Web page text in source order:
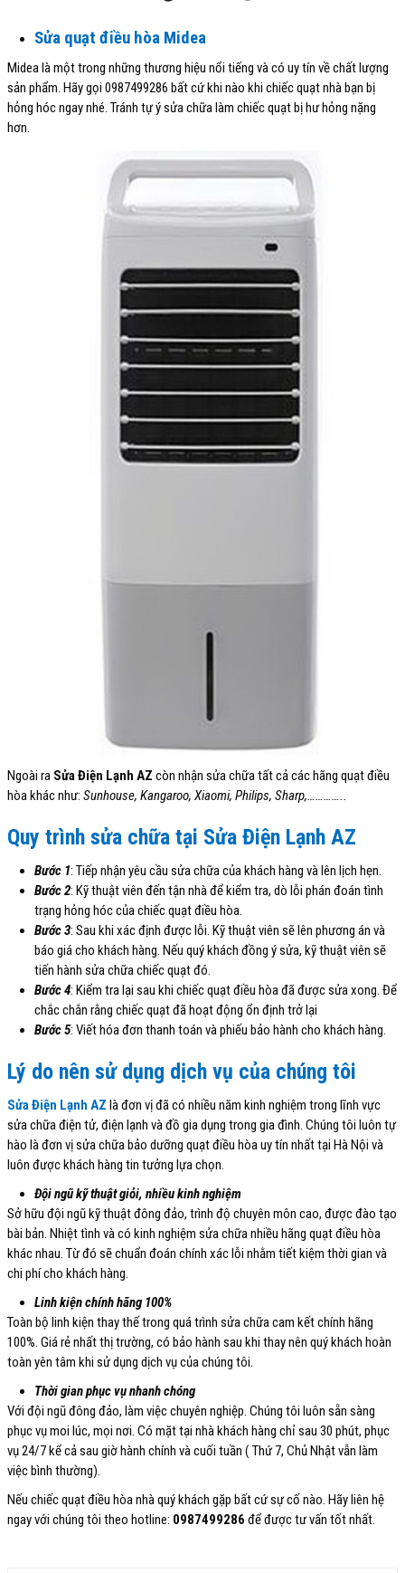
Sửa quạt điều hòa Midea
Midea là một trong những thương hiệu nổi tiếng và có uy tín về chất lượng
sản phẩm. Hãy gọi 0987499286 bất cứ khi nào khi chiếc quạt nhà bạn bị
hỏng hóc ngay nhé. Tránh tự ý sửa chữa làm chiếc quạt bị hư hỏng nặng
hơn.
Ngoài ra Sửa Điện Lạnh AZ còn nhận sửa chữa tất cả các hãng quạt điều
hòa khác như: Sunhouse, Kangaroo, Xiaomi, Philips, Sharp,…………..
Quy trình sửa chữa tại Sửa Điện Lạnh AZ
Bước 1: Tiếp nhận yêu cầu sửa chữa của khách hàng và lên lịch hẹn.
Bước 2: Kỹ thuật viên đến tận nhà để kiểm tra, dò lỗi phán đoán tình
trạng hỏng hóc của chiếc quạt điều hòa.
Bước 3: Sau khi xác định được lỗi. Kỹ thuật viên sẽ lên phương án và
báo giá cho khách hàng. Nếu quý khách đồng ý sửa, kỹ thuật viên sẽ
tiến hành sửa chữa chiếc quạt đó.
Bước 4: Kiểm tra lại sau khi chiếc quạt điều hòa đã được sửa xong. Để
chắc chắn rằng chiếc quạt đã hoạt động ổn định trở lại
Bước 5: Viết hóa đơn thanh toán và phiếu bảo hành cho khách hàng.
Lý do nên sử dụng dịch vụ của chúng tôi
Sửa Điện Lạnh AZ là đơn vị đã có nhiều năm kinh nghiệm trong lĩnh vực
sửa chữa điện tử, điện lạnh và đồ gia dụng trong gia đình. Chúng tôi luôn tự
hào là đơn vị sửa chữa bảo dưỡng quạt điều hòa uy tín nhất tại Hà Nội và
luôn được khách hàng tin tưởng lựa chọn.
Đội ngũ kỹ thuật giỏi, nhiều kinh nghiệm
Sở hữu đội ngũ kỹ thuật đông đảo, trình độ chuyên môn cao, được đào tạo
bài bản. Nhiệt tình và có kinh nghiệm sửa chữa nhiều hãng quạt điều hòa
khác nhau. Từ đó sẽ chuẩn đoán chính xác lỗi nhằm tiết kiệm thời gian và
chi phí cho khách hàng.
Linh kiện chính hãng 100%
Toàn bộ linh kiện thay thế trong quá trình sửa chữa cam kết chính hãng
100%. Giá rẻ nhất thị trường, có bảo hành sau khi thay nên quý khách hoàn
toàn yên tâm khi sử dụng dịch vụ của chúng tôi.
Thời gian phục vụ nhanh chóng
Với đội ngũ đông đảo, làm việc chuyên nghiệp. Chúng tôi luôn sẵn sàng
phục vụ moi lúc, mọi nơi. Có mặt tại nhà khách hàng chỉ sau 30 phút, phục
vụ 24/7 kể cả sau giờ hành chính và cuối tuần ( Thứ 7, Chủ Nhật vẫn làm
việc bình thường).
Nếu chiếc quạt điều hòa nhà quý khách gặp bất cứ sự cố nào. Hãy liên hệ
ngay với chúng tôi theo hotline: 0987499286 để được tư vấn tốt nhất.